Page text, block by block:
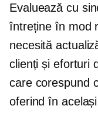
Evaluează cu
întreține în mod
necesită
clienți și eforturi
care corespund
oferind în